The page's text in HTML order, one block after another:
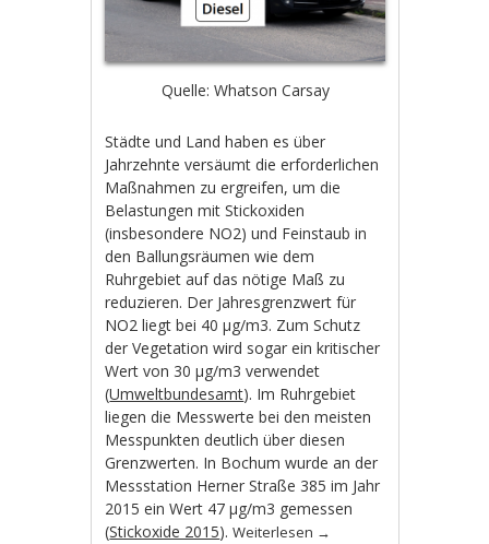
Quelle: Whatson Carsay
Städte und Land haben es über
Jahrzehnte versäumt die erforderlichen
Maßnahmen zu ergreifen, um die
Belastungen mit Stickoxiden
(insbesondere NO2) und Feinstaub in
den Ballungsräumen wie dem
Ruhrgebiet auf das nötige Maß zu
reduzieren. Der Jahresgrenzwert für
NO2 liegt bei 40 µg/m3. Zum Schutz
der Vegetation wird sogar ein kritischer
Wert von 30 µg/m3 verwendet
(Umweltbundesamt). Im Ruhrgebiet
liegen die Messwerte bei den meisten
Messpunkten deutlich über diesen
Grenzwerten. In Bochum wurde an der
Messstation Herner Straße 385 im Jahr
2015 ein Wert 47 µg/m3 gemessen
(Stickoxide 2015).Weiterlesen →